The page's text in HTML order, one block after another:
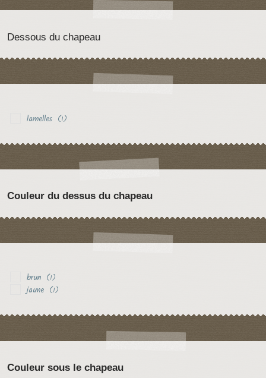
Dessous du chapeau
lamelles (1)
Couleur du dessus du chapeau
brun (1)
jaune (1)
Couleur sous le chapeau